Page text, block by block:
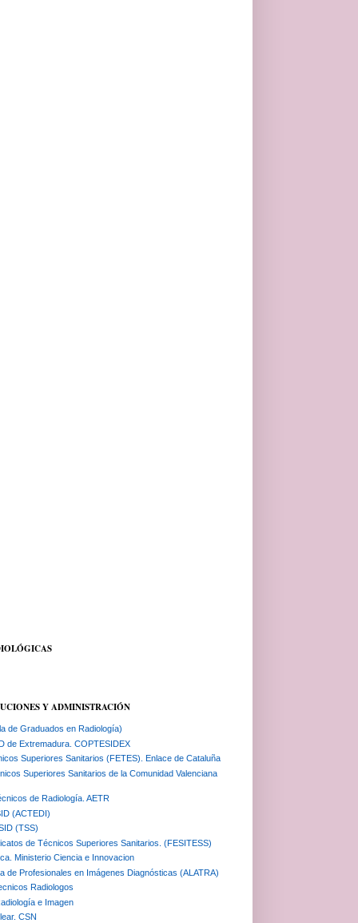
Y ADMINISTRACIÓN
de Graduados en Radiología)
de Extremadura. COPTESIDEX
Superiores Sanitarios (FETES). Enlace de Cataluña
Superiores Sanitarios de la Comunidad Valenciana
de Radiología. AETR
(ACTEDI)
(TSS)
de Técnicos Superiores Sanitarios. (FESITESS)
Ministerio Ciencia e Innovacion
de Profesionales en Imágenes Diagnósticas (ALATRA)
Radiologos
e Imagen
CSN